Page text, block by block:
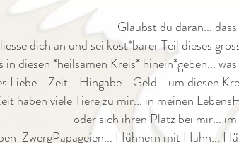
Glaubst du daran...
dich an und sei kost*barer Teil dieses
in diesen *heilsamen Kreis* hinein*geben...
Liebe... Zeit... Hingabe... Geld... um diesen
haben viele Tiere zu mir... in meinen
oder sich ihren Platz bei mir...
ZwergPapageien... Hühnern mit Hahn...